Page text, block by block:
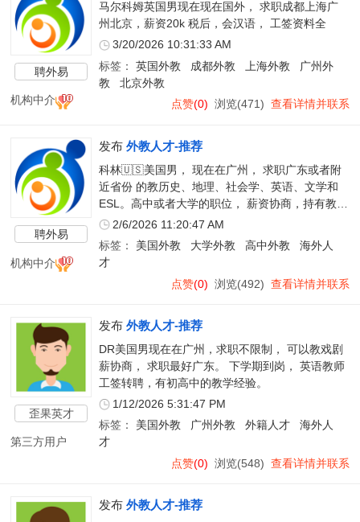
聘外易
机构中介
马尔科姆英国男现在现在国外， 求职成都上海广
州北京，薪资20k 税后，会汉语， 工签资料全
3/20/2026 10:31:33 AM
标签： 英国外教 成都外教 上海外教
广州外
教
北京外教
点赞(0) 浏览(471) 查看详情并联系
聘外易
机构中介
发布 外教人才-推荐
科林🇺🇸美国男， 现在在广州， 求职广东或者附
近省份 的教历史、地理、社会学、英语、文学和
ESL。高中或者大学的职位， 薪资协商，持有教学
人员-教师职位工签。
2/6/2026 11:20:47 AM
标签： 美国外教 大学外教 高中外教
海外人
才
点赞(0) 浏览(492) 查看详情并联系
歪果英才
第三方用户
发布 外教人才-推荐
DR美国男现在在广州，求职不限制， 可以教戏剧
薪协商， 求职最好广东。 下学期到岗， 英语教师
工签转聘，有初高中的教学经验。
1/12/2026 5:31:47 PM
标签： 美国外教 广州外教 外籍人才
海外人
才
点赞(0) 浏览(548) 查看详情并联系
发布 外教人才-推荐